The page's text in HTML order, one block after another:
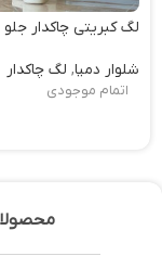
لگ کبریتی چاکدار
شلوار دمپا, لگ چاکدار
اتمام موجودی